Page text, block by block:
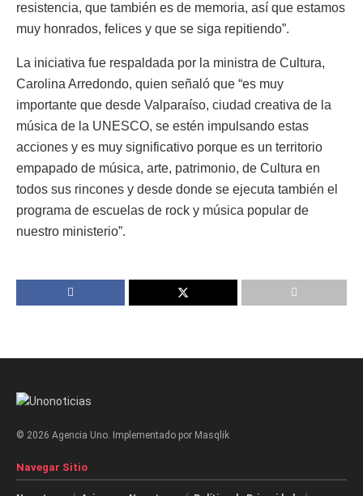
resistencia, que también es de memoria, así que estamos
muy honrados, felices y que se siga repitiendo”.
La iniciativa fue respaldada por la ministra de Cultura,
Carolina Arredondo, quien señaló que “es muy
importante que desde Valparaíso, ciudad creativa de la
música de la UNESCO, se estén impulsando estas
acciones y es muy significativo porque es un territorio
empapado de música, arte, patrimonio, de Cultura en
todos sus rincones y desde donde se ejecuta también el
programa de escuelas de rock y música popular de
nuestro ministerio”.
© 2026 Agencia Uno. Implementado por Masqlik
Navegar Sitio